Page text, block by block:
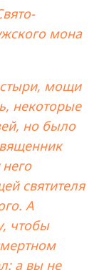
мона
мощи
некоторые
но было
святителя
А
чтобы
а вы не